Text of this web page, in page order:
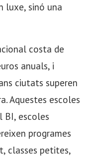
luxe, sinó una
costa de
anuals, i
ciutats superen
Aquestes escoles
BI, escoles
programes
classes petites,